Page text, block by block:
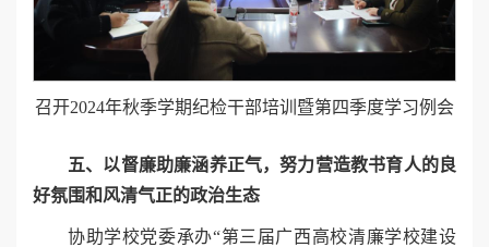
召开2024年秋季学期纪检干部培训暨第四季度学习例会
五、以督廉助廉涵养正气，努力营造教书育人的良
好氛围和风清气正的政治生态
协助学校党委承办“第三届广西高校清廉学校建设